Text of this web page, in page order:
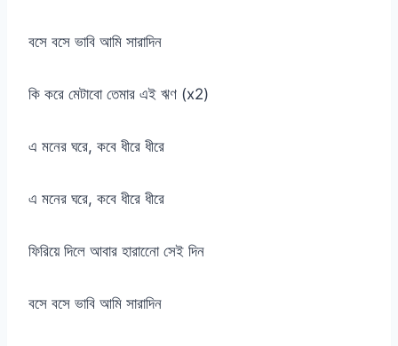
বসে বসে ভাবি আমি সারাদিন
কি করে মেটাবো তেমার এই ঋণ (x2)
এ মনের ঘরে, কবে ধীরে ধীরে
এ মনের ঘরে, কবে ধীরে ধীরে
ফিরিয়ে দিলে আবার হারানেো সেই দিন
বসে বসে ভাবি আমি সারাদিন